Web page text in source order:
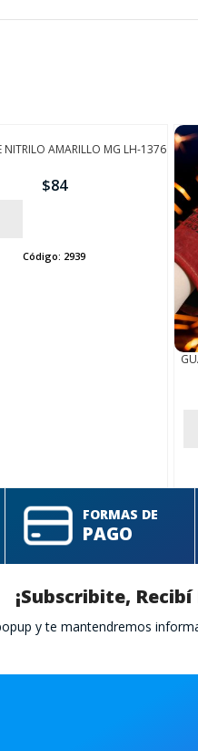
NITRILO AMARILLO MG LH-1376
$84
Código: 2939
FORMAS DE
PAGO
¡Subscribite,
y te mantendremos